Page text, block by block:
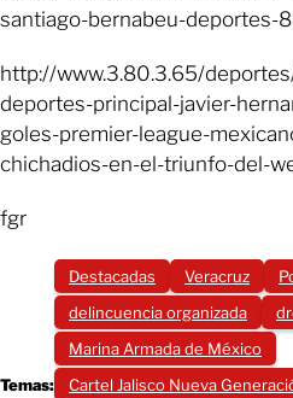
santiago-bernabeu-deportes-
http://www.3.80.3.65/
deportes-principal-javier-
goles-premier-league-
chichadios-en-el-triunfo-del-
fgr
Temas:
Destacadas Veracruz
delincuencia organizada
Marina Armada de México
Cartel Jalisco Nueva